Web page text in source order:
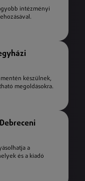
intézményi
készülnek,
megoldásokra.
a
és a kiadó